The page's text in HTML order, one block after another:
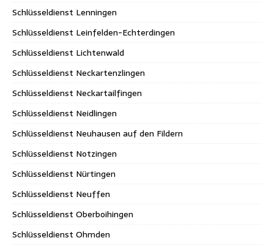
Schlüsseldienst Lenningen
Schlüsseldienst Leinfelden-Echterdingen
Schlüsseldienst Lichtenwald
Schlüsseldienst Neckartenzlingen
Schlüsseldienst Neckartailfingen
Schlüsseldienst Neidlingen
Schlüsseldienst Neuhausen auf den Fildern
Schlüsseldienst Notzingen
Schlüsseldienst Nürtingen
Schlüsseldienst Neuffen
Schlüsseldienst Oberboihingen
Schlüsseldienst Ohmden